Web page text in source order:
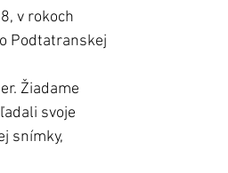
v rokoch
Podtatranskej
Žiadame
svoje
snímky,